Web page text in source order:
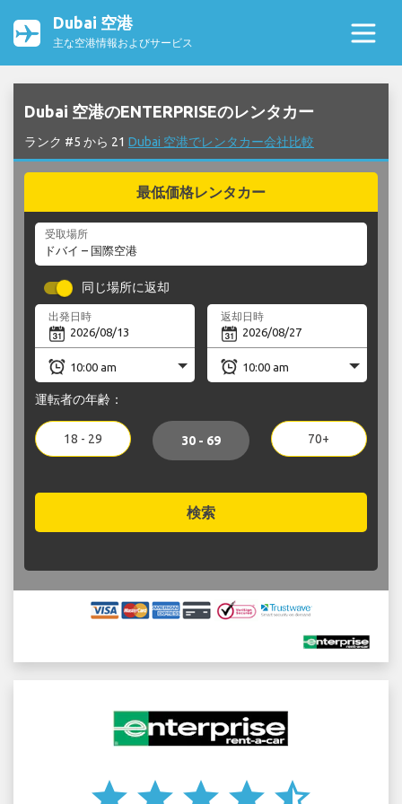
Dubai 空港
主な空港情報およびサービス
Dubai 空港のENTERPRISEのレンタカー
ランク #5 から 21 Dubai 空港でレンタカー会社比較
最低価格レンタカー
受取場所
同じ場所に返却
出発日時 返却日時
運転者の年齢：
18 - 29 30 - 69 70+
検索